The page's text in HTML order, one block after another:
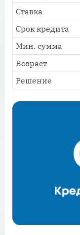
Ставка
Срок кредита
Мин. сумма
Возраст
Решение